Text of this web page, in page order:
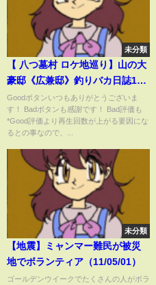
未分類
【 八つ墓村 ロケ地巡り】山の大
豪邸《広兼邸》釣りバカ日誌18
裸の大将 ロケ地にも！
Goodボタンいつもありがとうございま
す！ Badボタンも感謝です！ Bad評価も
*Good評価より再生回数が上がる要因にな
るとの事なので、...
未分類
【地震】ミャンマー難民が被災
地でボランティア（11/05/01）
ゴールデンウイークでたくさんの人がボラ